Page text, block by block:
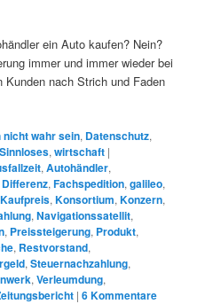
ein Auto kaufen? Nein?
immer und immer wieder bei
Kunden nach Strich und Faden
nicht wahr sein, Datenschutz,
,wirtschaft |
,Autohändler,
Differenz,Fachspedition,galileo,
Kaufpreis,Konsortium,Konzern,
,Navigationssatellit,
, Preissteigerung, Produkt,
, Restvorstand,
,Steuernachzahlung,
,Verleumdung,
|6Kommentare